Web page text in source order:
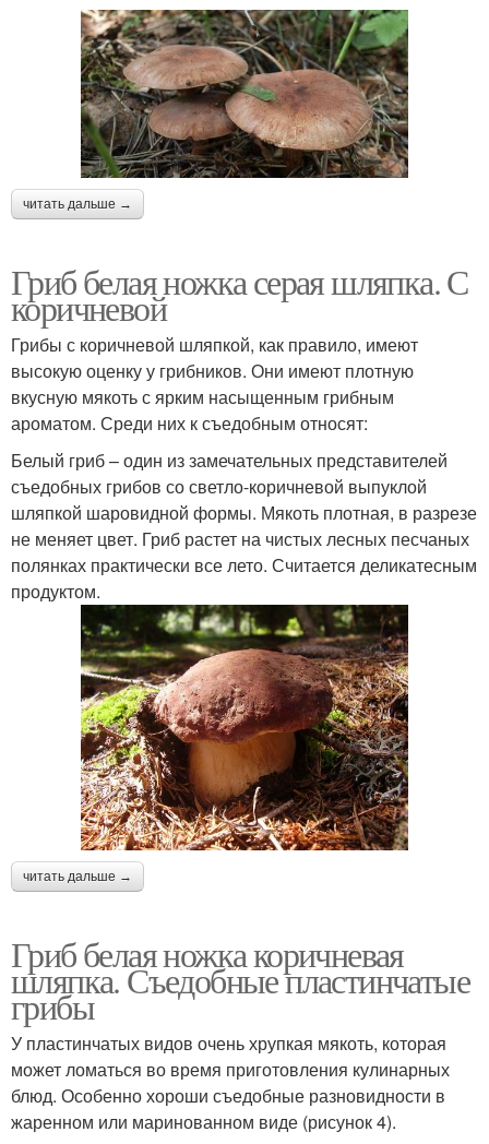
читать дальше →
Гриб белая ножка серая шляпка. С
коричневой
Грибы с коричневой шляпкой, как правило, имеют
высокую оценку у грибников. Они имеют плотную
вкусную мякоть с ярким насыщенным грибным
ароматом. Среди них к съедобным относят:
Белый гриб – один из замечательных представителей
съедобных грибов со светло-коричневой выпуклой
шляпкой шаровидной формы. Мякоть плотная, в разрезе
не меняет цвет. Гриб растет на чистых лесных песчаных
полянках практически все лето. Считается деликатесным
продуктом.
читать дальше →
Гриб белая ножка коричневая
шляпка. Съедобные пластинчатые
грибы
У пластинчатых видов очень хрупкая мякоть, которая
может ломаться во время приготовления кулинарных
блюд. Особенно хороши съедобные разновидности в
жаренном или маринованном виде (рисунок 4).